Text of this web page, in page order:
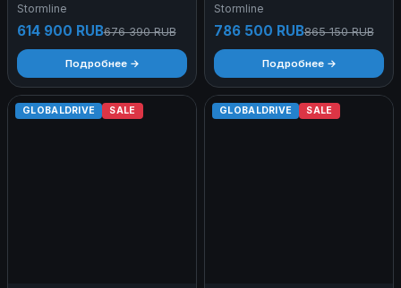
Stormline
614 900 RUB676 390 RUB
Подробнее →
Stormline
786 500 RUB865 150 RUB
Подробнее →
GLOBALDRIVE SALE GLOBALDRIVE SALE